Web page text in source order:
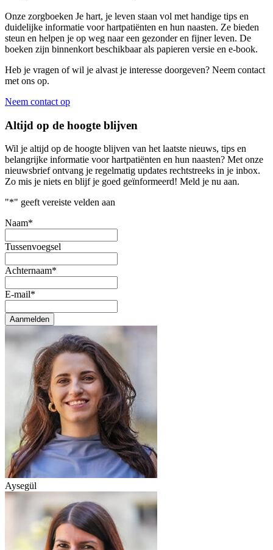
Onze zorgboeken Je hart, je leven staan vol met handige tips en
duidelijke informatie voor hartpatiënten en hun naasten. Ze bieden
steun en helpen je op weg naar een gezonder en fijner leven. De
boeken zijn binnenkort beschikbaar als papieren versie en e-book.
Heb je vragen of wil je alvast je interesse doorgeven? Neem contact
met ons op.
Neem contact op
Altijd op de hoogte blijven
Wil je altijd op de hoogte blijven van het laatste nieuws, tips en
belangrijke informatie voor hartpatiënten en hun naasten? Met onze
nieuwsbrief ontvang je regelmatig updates rechtstreeks in je inbox.
Zo mis je niets en blijf je goed geïnformeerd! Meld je nu aan.
"*" geeft vereiste velden aan
Naam*
Tussenvoegsel
Achternaam*
E-mail*
Aanmelden
Aysegül